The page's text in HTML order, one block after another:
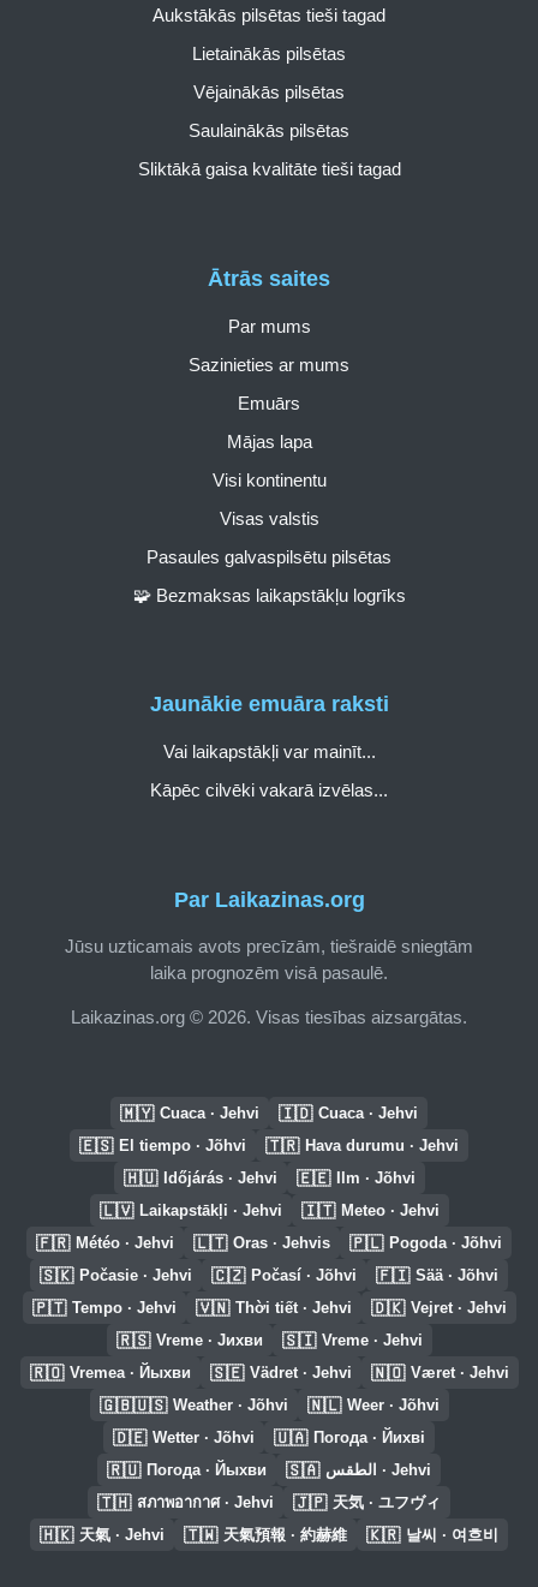
Par Laikazinas.org
Jūsu uzticamais avots precīzām, tiešraidē sniegtām
laika prognozēm visā pasaulē.
Laikazinas.org © 2026. Visas tiesības aizsargātas.
Ātrās saites
Par mums
Sazinieties ar mums
Emuārs
Mājas lapa
Visi kontinentu
Visas valstis
Pasaules galvaspilsētu pilsētas
🧩 Bezmaksas laikapstākļu logrīks
Aukstākās pilsētas tieši tagad
Lietainākās pilsētas
Vējainākās pilsētas
Saulainākās pilsētas
Sliktākā gaisa kvalitāte tieši tagad
Jaunākie emuāra raksti
Vai laikapstākļi var mainīt...
Kāpēc cilvēki vakarā izvēlas...
🇲🇾 Cuaca · Jehvi 🇮🇩 Cuaca · Jehvi
🇪🇸 El tiempo · Jõhvi 🇹🇷 Hava durumu · Jehvi
🇭🇺 Időjárás · Jehvi 🇪🇪 Ilm · Jõhvi
🇱🇻 Laikapstākļi · Jehvi 🇮🇹 Meteo · Jehvi
🇫🇷 Météo · Jehvi 🇱🇹 Oras · Jehvis 🇵🇱 Pogoda · Jõhvi
🇸🇰 Počasie · Jehvi 🇨🇿 Počasí · Jõhvi 🇫🇮 Sää · Jõhvi
🇵🇹 Tempo · Jehvi 🇻🇳 Thời tiết · Jehvi 🇩🇰 Vejret · Jehvi
🇷🇸 Vreme · Јихви 🇸🇮 Vreme · Jehvi
🇷🇴 Vremea · Йыхви 🇸🇪 Vädret · Jehvi 🇳🇴 Været · Jehvi
🇬🇧🇺🇸 Weather · Jõhvi 🇳🇱 Weer · Jõhvi
🇩🇪 Wetter · Jõhvi 🇺🇦 Погода · Йихві
🇷🇺 Погода · Йыхви 🇸🇦 الطقس · Jehvi
🇹🇭 สภาพอากาศ · Jehvi 🇯🇵 天気 · ユフヴィ
🇭🇰 天氣 · Jehvi 🇹🇼 天氣預報 · 約赫維 🇰🇷 날씨 · 여흐비